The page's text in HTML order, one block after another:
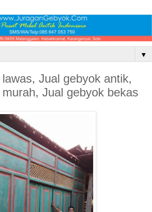
▼
Jual gebyok antik,
Jual gebyok bekas